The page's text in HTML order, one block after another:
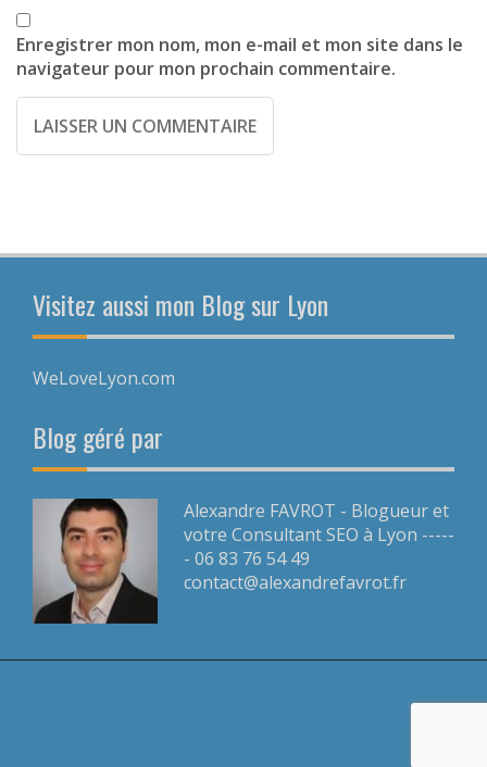
Enregistrer mon nom, mon e-mail et mon site dans le
navigateur pour mon prochain commentaire.
Visitez aussi mon Blog sur Lyon
WeLoveLyon.com
Blog géré par
Alexandre FAVROT - Blogueur et
votre Consultant SEO à Lyon -----
- 06 83 76 54 49
contact@alexandrefavrot.fr